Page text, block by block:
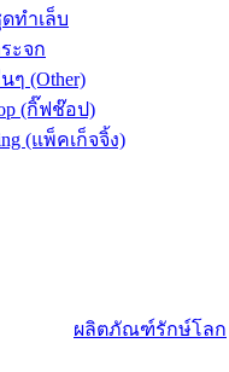
ทำเล็บ
ะจก
ๆ (Other)
(กิ๊ฟช๊อป)
(แพ็คเก็จจิ้ง)
ผลิตภัณฑ์รักษ์โลก